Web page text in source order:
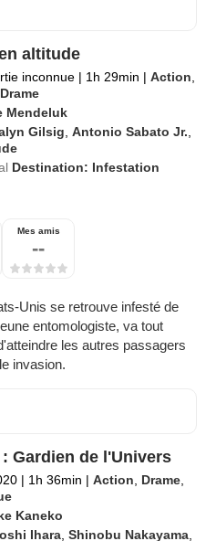
altitude
inconnue | 1h 29min | Action
Drame
Mendeluk
Gilsig ,Antonio Sabato Jr.
Destination: Infestation
Mes amis
--
Unis se retrouve infesté de
entomologiste, va tout
les autres passagers
invasion.
: Gardien de l'Univers
| 1h 36min | Action Drame
Kaneko
Ihara ,Shinobu Nakayama